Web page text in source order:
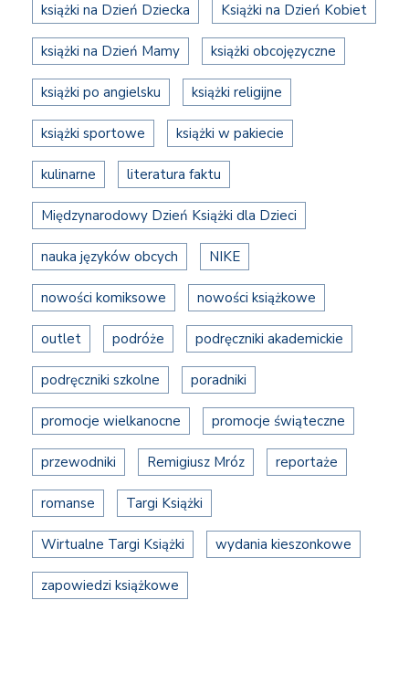
książki na Dzień Dziecka Książki na Dzień Kobiet
książki na Dzień Mamy książki obcojęzyczne
książki po angielsku książki religijne
książki sportowe książki w pakiecie
kulinarne literatura faktu
Międzynarodowy Dzień Książki dla Dzieci
nauka języków obcych NIKE
nowości komiksowe nowości książkowe
outlet podróże podręczniki akademickie
podręczniki szkolne poradniki
promocje wielkanocne promocje świąteczne
przewodniki Remigiusz Mróz reportaże
romanse Targi Książki
Wirtualne Targi Książki wydania kieszonkowe
zapowiedzi książkowe